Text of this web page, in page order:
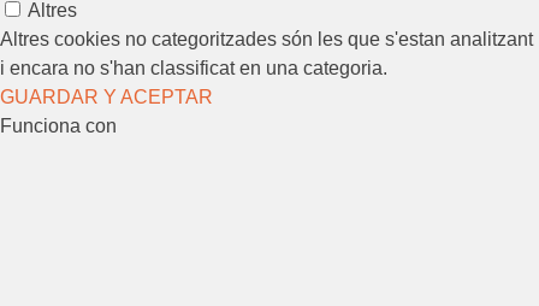
Altres
Altres cookies no categoritzades són les que s'estan analitzant
i encara no s'han classificat en una categoria.
GUARDAR Y ACEPTAR
Funciona con